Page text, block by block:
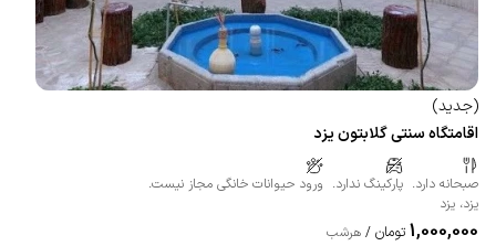
(جدید)
اقامتگاه سنتی گلابتون یزد
صبحانه دارد. پارکینگ ندارد. ورود حیوانات خانگی مجاز نیست.
یزد، یزد
1,000,000 تومان / هرشب